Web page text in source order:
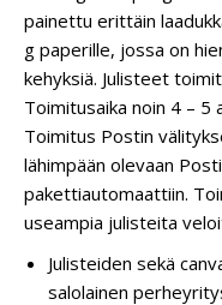
painettu erittäin
g paperille, jossa on
kehyksiä. Julisteet
Toimitusaika noin 4 – 5
Toimitus Postin
lähimpään olevaan
pakettiautomaattiin.
useampia julisteita
Julisteiden sekä
salolainen